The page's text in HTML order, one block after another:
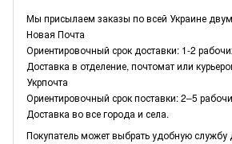
Мы присылаем заказы по всей Украине
Новая Почта
Ориентировочный срок доставки: 1-2
Доставка в отделение, почтомат или
Укрпочта
Ориентировочный срок поставки: 2–5
Доставка во все города и села.
Покупатель может выбрать удобную службу